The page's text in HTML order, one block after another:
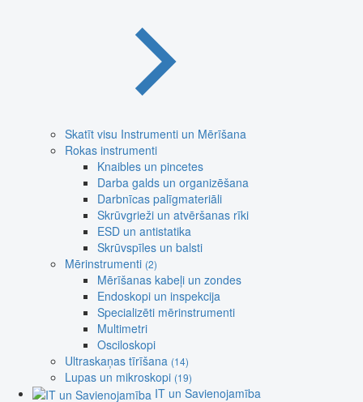
Skatīt visu Instrumenti un Mērīšana
Rokas instrumenti
Knaibles un pincetes
Darba galds un organizēšana
Darbnīcas palīgmateriāli
Skrūvgrieži un atvēršanas rīki
ESD un antistatika
Skrūvspīles un balsti
Mērinstrumenti (2)
Mērīšanas kabeļi un zondes
Endoskopi un inspekcija
Specializēti mērinstrumenti
Multimetri
Osciloskopi
Ultraskaņas tīrīšana (14)
Lupas un mikroskopi (19)
IT un Savienojamība